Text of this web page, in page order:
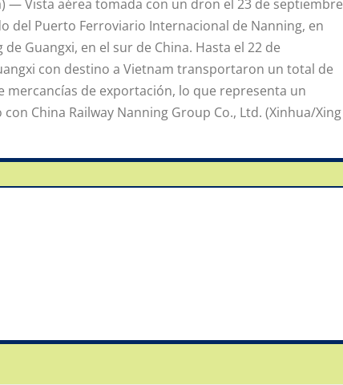
— Vista aérea tomada con un dron el 23 de septiembre
del Puerto Ferroviario Internacional de Nanning, en
Guangxi, en el sur de China. Hasta el 22 de
con destino a Vietnam transportaron un total de
mercancías de exportación, lo que representa un
China Railway Nanning Group Co., Ltd. (Xinhua/Xing